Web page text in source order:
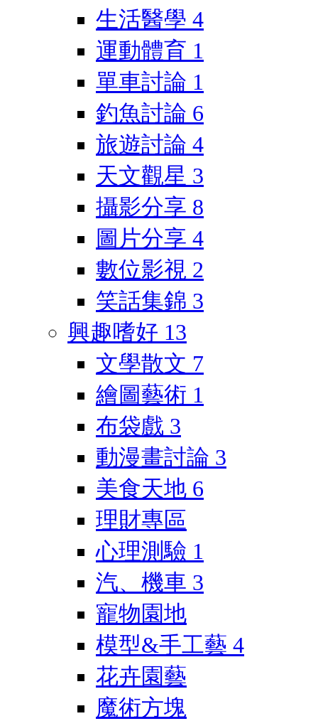
生活醫學 4
運動體育 1
單車討論 1
釣魚討論 6
旅遊討論 4
天文觀星 3
攝影分享 8
圖片分享 4
數位影視 2
笑話集錦 3
興趣嗜好 13
文學散文 7
繪圖藝術 1
布袋戲 3
動漫畫討論 3
美食天地 6
理財專區
心理測驗 1
汽、機車 3
寵物園地
模型&手工藝 4
花卉園藝
魔術方塊